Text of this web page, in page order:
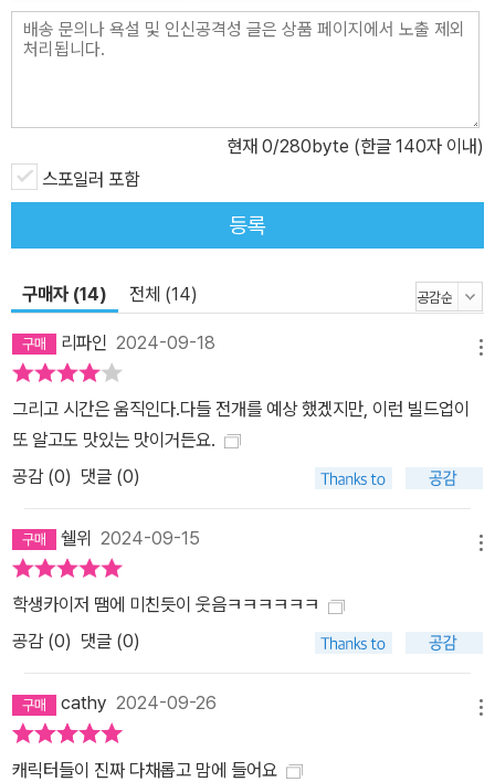
현재 0/280byte (한글 140자 이내)
스포일러 포함
등록
구매자 (14) 전체 (14)
리파인 2024-09-18
그리고 시간은 움직인다.다들 전개를 예상 했겠지만, 이런 빌드업이
또 알고도 맛있는 맛이거든요.
공감 (0) 댓글 (0)
쉘위 2024-09-15
학생카이저 땜에 미친듯이 웃음ㅋㅋㅋㅋㅋㅋ
공감 (0) 댓글 (0)
cathy 2024-09-26
캐릭터들이 진짜 다채롭고 맘에 들어요